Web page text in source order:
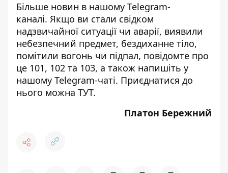
Більше новин в нашому Telegram-
каналі. Якщо ви стали свідком
надзвичайної ситуації чи аварії, виявили
небезпечний предмет, бездиханне тіло,
помітили вогонь чи підпал, повідомте про
це 101, 102 та 103, а також напишіть у
нашому Telegram-чаті. Приєднатися до
нього можна ТУТ.
Платон Бережний